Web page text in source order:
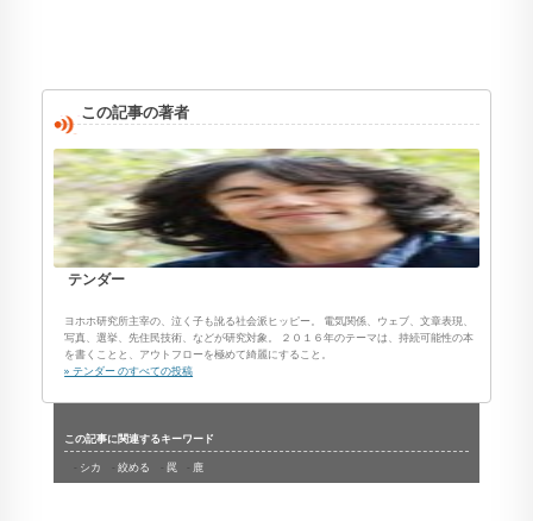
この記事の著者
テンダー
ヨホホ研究所主宰の、泣く子も訛る社会派ヒッピー。 電気関係、ウェブ、文章表現、
写真、選挙、先住民技術、などが研究対象。 ２０１６年のテーマは、持続可能性の本
を書くことと、アウトフローを極めて綺麗にすること。
» テンダー のすべての投稿
この記事に関連するキーワード
シカ
絞める 罠 鹿